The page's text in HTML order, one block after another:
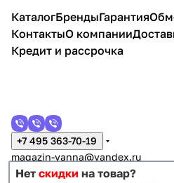
КаталогБрендыГарантия
КонтактыО компании
Кредит и рассрочка
+7 495 363-70-19
magazin-vanna@yandex.ru
г. Москва, Митино, улица
Нет скидки на товар?